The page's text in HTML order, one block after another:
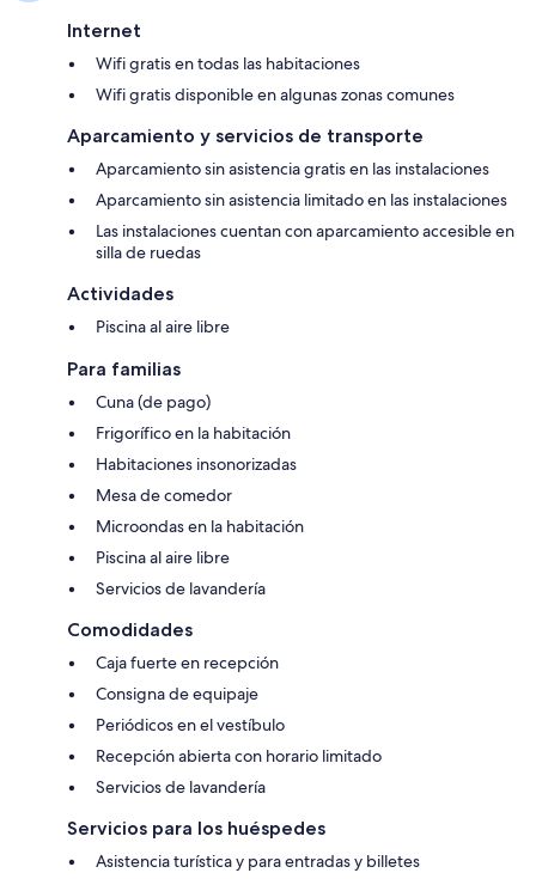
Internet
Wifi gratis en todas las habitaciones
Wifi gratis disponible en algunas zonas comunes
Aparcamiento y servicios de transporte
Aparcamiento sin asistencia gratis en las instalaciones
Aparcamiento sin asistencia limitado en las instalaciones
Las instalaciones cuentan con aparcamiento accesible en
silla de ruedas
Actividades
Piscina al aire libre
Para familias
Cuna (de pago)
Frigorífico en la habitación
Habitaciones insonorizadas
Mesa de comedor
Microondas en la habitación
Piscina al aire libre
Servicios de lavandería
Comodidades
Caja fuerte en recepción
Consigna de equipaje
Periódicos en el vestíbulo
Recepción abierta con horario limitado
Servicios de lavandería
Servicios para los huéspedes
Asistencia turística y para entradas y billetes